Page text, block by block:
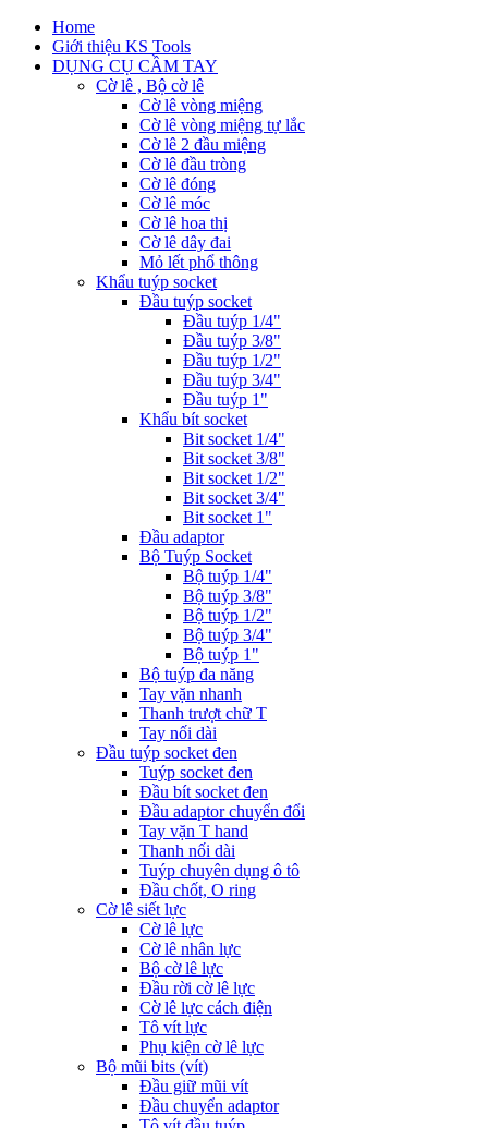
Home
Giới thiệu KS Tools
DỤNG CỤ CẦM TAY
Cờ lê , Bộ cờ lê
Cờ lê vòng miệng
Cờ lê vòng miệng tự lắc
Cờ lê 2 đầu miệng
Cờ lê đầu tròng
Cờ lê đóng
Cờ lê móc
Cờ lê hoa thị
Cờ lê dây đai
Mỏ lết phổ thông
Khẩu tuýp socket
Đầu tuýp socket
Đầu tuýp 1/4"
Đầu tuýp 3/8"
Đầu tuýp 1/2"
Đầu tuýp 3/4"
Đầu tuýp 1"
Khẩu bít socket
Bit socket 1/4"
Bit socket 3/8"
Bit socket 1/2"
Bit socket 3/4"
Bit socket 1"
Đầu adaptor
Bộ Tuýp Socket
Bộ tuýp 1/4"
Bộ tuýp 3/8"
Bộ tuýp 1/2"
Bộ tuýp 3/4"
Bộ tuýp 1"
Bộ tuýp đa năng
Tay vặn nhanh
Thanh trượt chữ T
Tay nối dài
Đầu tuýp socket đen
Tuýp socket đen
Đầu bít socket đen
Đầu adaptor chuyển đổi
Tay vặn T hand
Thanh nối dài
Tuýp chuyên dụng ô tô
Đầu chốt, O ring
Cờ lê siết lực
Cờ lê lực
Cờ lê nhân lực
Bộ cờ lê lực
Đầu rời cờ lê lực
Cờ lê lực cách điện
Tô vít lực
Phụ kiện cờ lê lực
Bộ mũi bits (vít)
Đầu giữ mũi vít
Đầu chuyển adaptor